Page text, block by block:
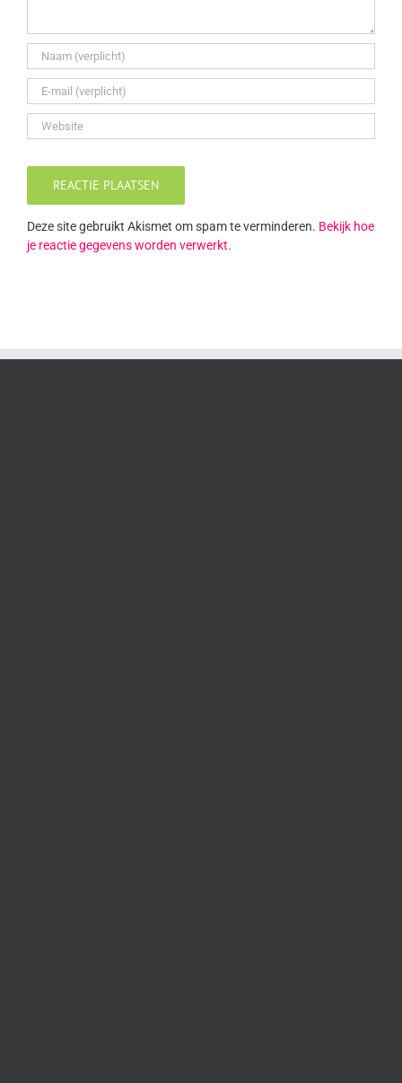
Deze site gebruikt Akismet om spam te verminderen. Bekijk hoe
je reactie gegevens worden verwerkt.